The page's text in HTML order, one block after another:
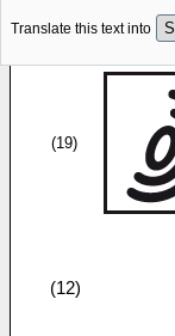
Translate this text into
(19)
(12)